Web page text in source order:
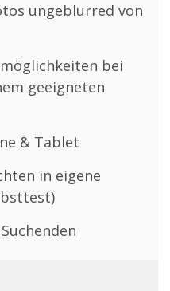
ungeblurred von
bei
geeigneten
& Tablet
in eigene